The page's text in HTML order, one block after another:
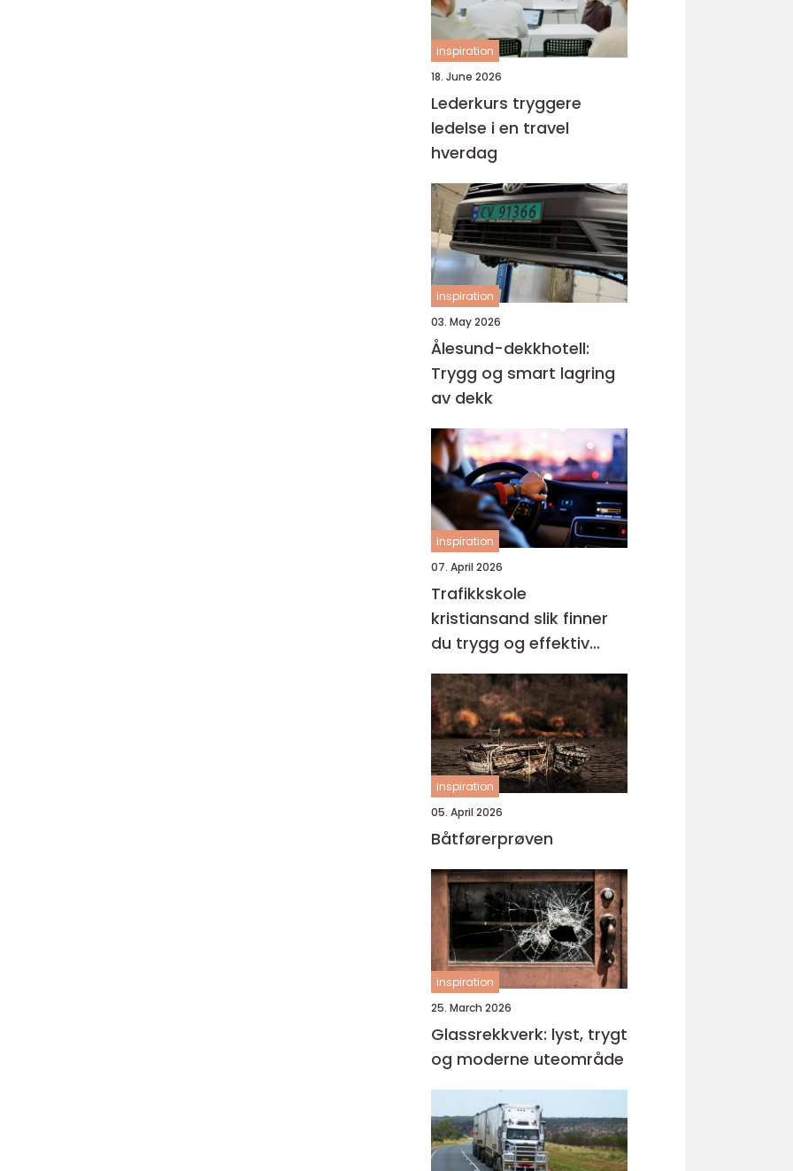
inspiration
18. June 2026
Lederkurs tryggere
ledelse i en travel
hverdag
inspiration
03. May 2026
Ålesund-dekkhotell:
Trygg og smart lagring
av dekk
inspiration
07. April 2026
Trafikkskole
kristiansand slik finner
du trygg og effektiv
opplæring
inspiration
05. April 2026
Båtførerprøven
inspiration
25. March 2026
Glassrekkverk: lyst, trygt
og moderne uteområde